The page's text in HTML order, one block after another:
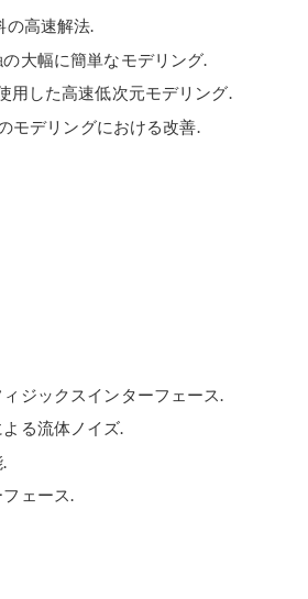
の高速解法.
大幅に簡単なモデリング.
用した高速低次元モデリング.
モデリングにおける改善.
ジックスインターフェース.
る流体ノイズ.
ェース.